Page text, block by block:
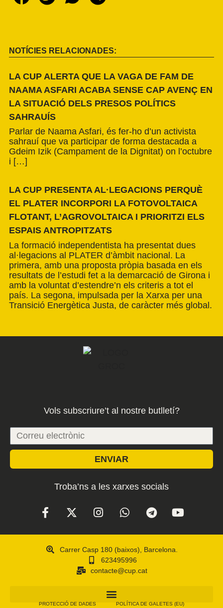
NOTÍCIES RELACIONADES:
LA CUP ALERTA QUE LA VAGA DE FAM DE
NAAMA ASFARI ACABA SENSE CAP AVENÇ EN
LA SITUACIÓ DELS PRESOS POLÍTICS
SAHRAUÍS
Parlar de Naama Asfari, és fer-ho d’un activista
sahrauí que va participar de forma destacada a
Gdeim Izik (Campament de la Dignitat) on l’octubre
i […]
LA CUP PRESENTA AL·LEGACIONS PERQUÈ
EL PLATER INCORPORI LA FOTOVOLTAICA
FLOTANT, L’AGROVOLTAICA I PRIORITZI ELS
ESPAIS ANTROPITZATS
La formació independentista ha presentat dues
al·legacions al PLATER d’àmbit nacional. La
primera, amb una proposta pròpia basada en els
resultats de l’estudi fet a la demarcació de Girona i
amb la voluntat d’estendre’n els criteris a tot el
país. La segona, impulsada per la Xarxa per una
Transició Energètica Justa, de caràcter més global.
Vols subscriure’t al nostre butlletí?
ENVIAR
Troba’ns a les xarxes socials
Carrer Casp 180 (baixos), Barcelona.
623495996
contacte@cup.cat
PROTECCIÓ DE DADES POLÍTICA DE GALETES (EU)